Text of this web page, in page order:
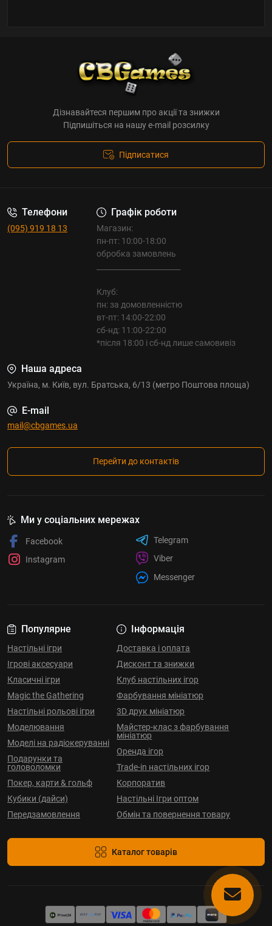
Дізнавайтеся першим про акції та знижки
Підпишіться на нашу e-mail розсилку
Підписатися
Телефони
(095) 919 18 13
Графік роботи
Магазин:
пн-пт: 10:00-18:00
обробка замовлень
Клуб:
пн: за домовленністю
вт-пт: 14:00-22:00
сб-нд: 11:00-22:00
*після 18:00 і сб-нд лише самовивіз
Наша адреса
Україна, м. Київ, вул. Братська, 6/13 (метро Поштова площа)
E-mail
mail@cbgames.ua
Перейти до контактів
Популярне
Настільні ігри
Ігрові аксесуари
Класичні ігри
Magic the Gathering
Настільні рольові ігри
Моделювання
Моделі на радіокеруванні
Подарунки та
головоломки
Покер, карти & гольф
Кубики (дайси)
Передзамовлення
Інформація
Доставка і оплата
Дисконт та знижки
Клуб настільних ігор
Фарбування мініатюр
3D друк мініатюр
Майстер-клас з фарбування
мініатюр
Оренда ігор
Trade-in настільних ігор
Корпоратив
Настільні Ігри оптом
Обмін та повернення товару
Каталог товарів
Ми у соціальних мережах
Facebook
Instagram
Telegram
Viber
Messenger